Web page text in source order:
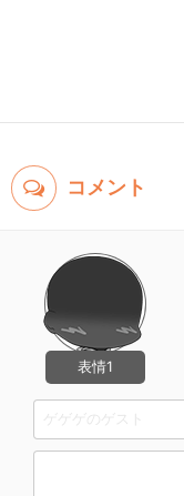
コメント
表情1